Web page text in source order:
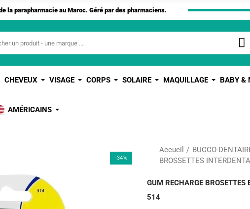
la parapharmacie au Maroc. Géré par des pharmaciens.
CHEVEUX VISAGE CORPS SOLAIRE MAQUILLAGE BABY &
AMÉRICAINS
-34%
Accueil
BUCCO-
BROSSETTES
GUM RECHARGE
514